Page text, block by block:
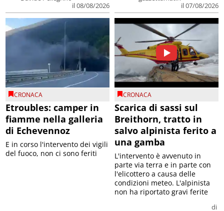
il 08/08/2026
il 07/08/2026
CRONACA
Etroubles: camper in
fiamme nella galleria
di Echevennoz
E in corso l'intervento dei vigili
del fuoco, non ci sono feriti
CRONACA
Scarica di sassi sul
Breithorn, tratto in
salvo alpinista ferito a
una gamba
di
L'intervento è avvenuto in
parte via terra e in parte con
l'elicottero a causa delle
condizioni meteo. L'alpinista
non ha riportato gravi ferite